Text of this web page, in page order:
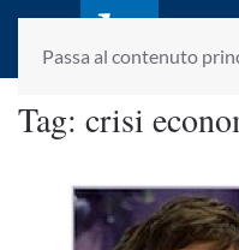
Passa al contenutofondato
Tag: crisi